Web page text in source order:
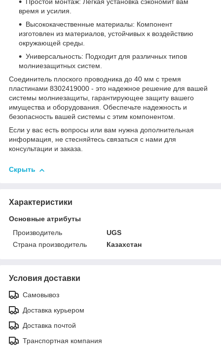
Простой монтаж: Легкая установка сэкономит вам
время и усилия.
Высококачественные материалы: Компонент
изготовлен из материалов, устойчивых к воздействию
окружающей среды.
Универсальность: Подходит для различных типов
молниезащитных систем.
Соединитель плоского проводника до 40 мм с тремя
пластинами 8302419000 - это надежное решение для вашей
системы молниезащиты, гарантирующее защиту вашего
имущества и оборудования. Обеспечьте надежность и
безопасность вашей системы с этим компонентом.
Если у вас есть вопросы или вам нужна дополнительная
информация, не стесняйтесь связаться с нами для
консультации и заказа.
Скрыть
Характеристики
Основные атрибуты
Производитель
UGS
Страна производитель
Казахстан
Условия доставки
Самовывоз
Доставка курьером
Доставка почтой
Транспортная компания